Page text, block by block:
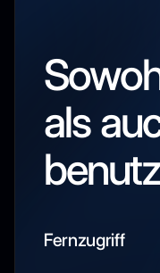
als
Fernzugriff